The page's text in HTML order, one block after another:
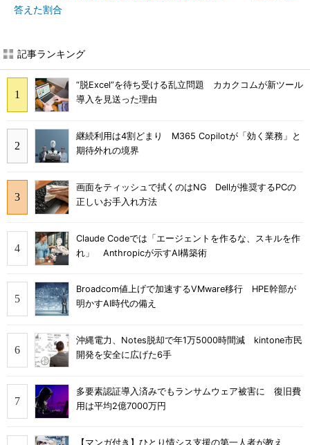
答えた割合
記事ランキング
“脱Excel”を待ち受ける乱立問題 カカクコムが新ツール
導入を見送った理由
継続利用は4割どまり M365 Copilotが「効く業務」と
期待外れの境界
画面をティッシュで拭くのはNG Dellが推奨するPCの
正しいお手入れ方法
Claude Codeでは「エージェントを作るな、スキルを作
れ」 Anthropicが示すAI構築術
Broadcom値上げで加速するVMware移行 HPE幹部が
明かすAI時代の備え
沖縄電力、Notes脱却で年1万5000時間減 kintone市民
開発を安全に広げた6手
多要素認証導入済みでもランサムウェア被害に 復旧費
用は平均2億7000万円
【マンガ付き】ひとり情シス支援の第一人者が教え